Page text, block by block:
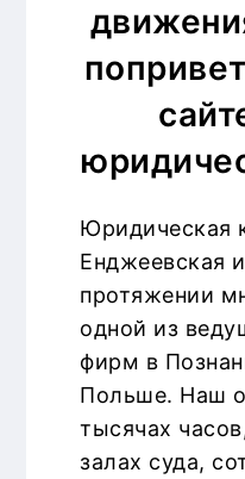
Юридическая
Енджеевская
протяжении
одной из
фирм в
Польше. Наш
тысячах
залах суда,